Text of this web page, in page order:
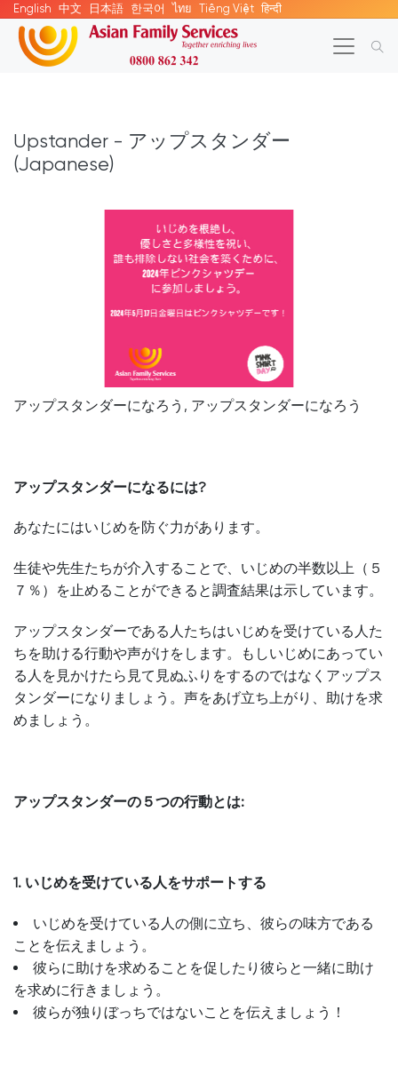
English 中文 日本語 한국어 ไทย Tiếng Việt हिन्दी
Upstander - アップスタンダー
(Japanese)
アップスタンダーになろう, アップスタンダーになろう
アップスタンダーになるには?
あなたにはいじめを防ぐ力があります。
生徒や先生たちが介入することで、いじめの半数以上（５
７％）を止めることができると調査結果は示しています。
アップスタンダーである人たちはいじめを受けている人た
ちを助ける行動や声がけをします。もしいじめにあってい
る人を見かけたら見て見ぬふりをするのではなくアップス
タンダーになりましょう。声をあげ立ち上がり、助けを求
めましょう。
アップスタンダーの５つの行動とは:
1. いじめを受けている人をサポートする
いじめを受けている人の側に立ち、彼らの味方である
ことを伝えましょう。
彼らに助けを求めることを促したり彼らと一緒に助け
を求めに行きましょう。
彼らが独りぼっちではないことを伝えましょう！